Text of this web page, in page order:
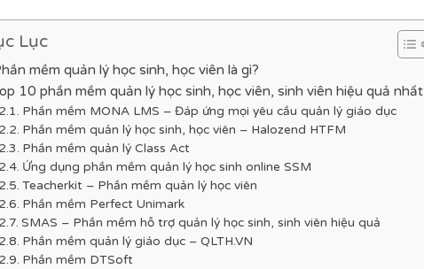
Lục
mềm quản lý học sinh, học viên là gì?
10 phần mềm quản lý học sinh, học viên, sinh viên hiệu quả nhất
Phần mềm MONA LMS – Đáp ứng mọi yêu cầu quản lý giáo dục
Phần mềm quản lý học sinh, học viên – Halozend HTFM
Phần mềm quản lý Class Act
Ứng dụng phần mềm quản lý học sinh online SSM
Teacherkit – Phần mềm quản lý học viên
Phần mềm Perfect Unimark
SMAS – Phần mềm hỗ trợ quản lý học sinh, sinh viên hiệu quả
Phần mềm quản lý giáo dục – QLTH.VN
Phần mềm DTSoft